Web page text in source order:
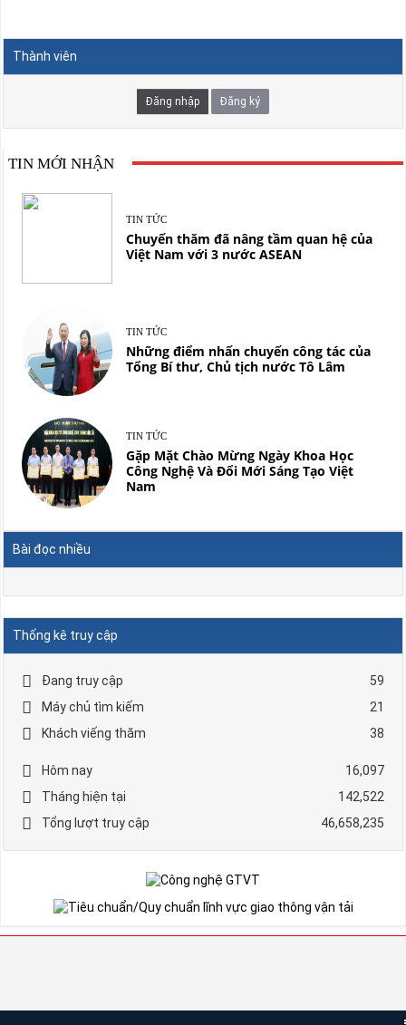
Thành viên
Đăng nhập Đăng ký
TIN MỚI NHẬN
TIN TỨC
Chuyến thăm đã nâng tầm quan hệ của
Việt Nam với 3 nước ASEAN
TIN TỨC
Những điểm nhấn chuyến công tác của
Tổng Bí thư, Chủ tịch nước Tô Lâm
TIN TỨC
Gặp Mặt Chào Mừng Ngày Khoa Học
Công Nghệ Và Đổi Mới Sáng Tạo Việt
Nam
Bài đọc nhiều
Thống kê truy cập
Đang truy cập
59
Máy chủ tìm kiếm
21
Khách viếng thăm
38
Hôm nay
16,097
Tháng hiện tại
142,522
Tổng lượt truy cập
46,658,235